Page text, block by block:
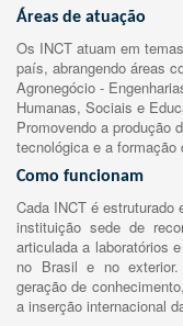
Áreas de atuação
Os INCT atuam em
país, abrangendo áreas
Agronegócio -
Humanas, Sociais e
Promovendo a produção
tecnológica e a
Como funcionam
Cada INCT é
instituição sede de
articulada a laboratórios
no Brasil e no
geração de
a inserção internacional